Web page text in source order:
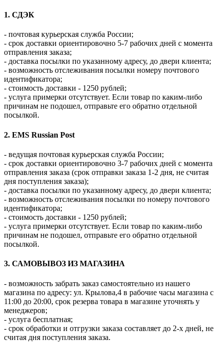
1. СДЭК
- почтовая курьерская служба России;
- срок доставки ориентировочно 5-7 рабочих дней с момента
отправления заказа;
- доставка посылки по указанному адресу, до двери клиента;
- возможность отслеживания посылки номеру почтового
идентификатора;
- стоимость доставки - 1250 рублей;
- услуга примерки отсутствует. Если товар по каким-либо
причинам не подошел, отправьте его обратно отдельной
посылкой.
2. EMS Russian Post
- ведущая почтовая курьерская служба России;
- срок доставки ориентировочно 3-7 рабочих дней с момента
отправления заказа (срок отправки заказа 1-2 дня, не считая
дня поступления заказа);
- доставка посылки по указанному адресу, до двери клиента;
- возможность отслеживания посылки по номеру почтового
идентификатора;
- стоимость доставки - 1250 рублей;
- услуга примерки отсутствует. Если товар по каким-либо
причинам не подошел, отправьте его обратно отдельной
посылкой.
3. САМОВЫВОЗ ИЗ МАГАЗИНА
- возможность забрать заказ самостоятельно из нашего
магазина по адресу: ул. Крылова,4 в рабочие часы магазина с
11:00 до 20:00, срок резерва товара в магазине уточнять у
менеджеров;
- услуга бесплатная;
- срок обработки и отгрузки заказа составляет до 2-х дней, не
считая дня поступления заказа.